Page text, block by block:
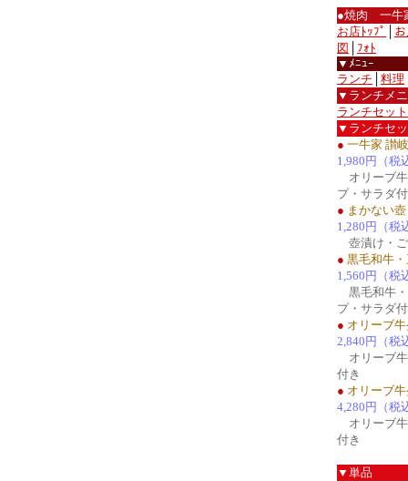
●焼肉 一牛
お店ﾄｯﾌﾟ
図
ﾌｫﾄ
▼ﾒﾆｭｰ
ランチ
料理
▼ランチメ
ランチセット
▼ランチセ
● 一牛家 讃
1,980円（税
オリーブ牛
プ・サラダ
● まかない壺
1,280円（税
壺漬け・ご
● 黒毛和牛
1,560円（税
黒毛和牛・
プ・サラダ
● オリーブ
2,840円（税
オリーブ牛
付き
● オリーブ
4,280円（税
オリーブ牛
付き
▼単品